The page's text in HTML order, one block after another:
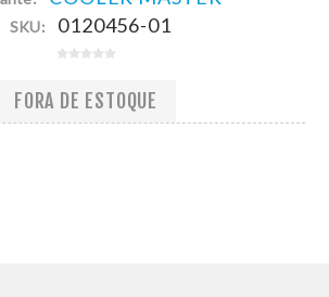
SKU: 0120456-01
FORA DE ESTOQUE